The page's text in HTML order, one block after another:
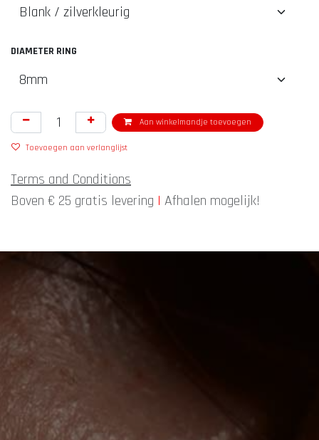
DIAMETER RING
Aan winkelmandje toevoegen
Toevoegen aan verlanglijst
Terms and Conditions
Boven € 25 gratis levering | Afhalen mogelijk!